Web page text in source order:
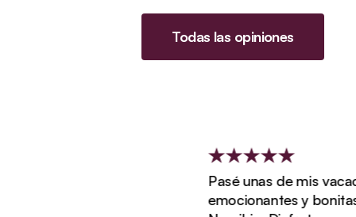
Todas las opiniones
Pasé unas de mis
emocionantes y bonitas